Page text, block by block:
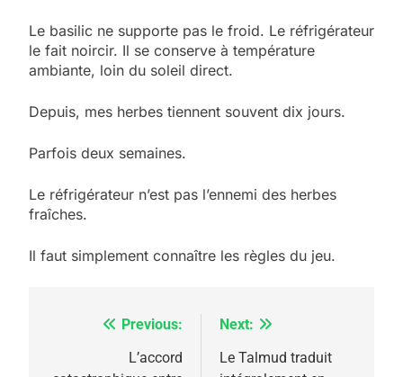
Le basilic ne supporte pas le froid. Le réfrigérateur
le fait noircir. Il se conserve à température
ambiante, loin du soleil direct.
Depuis, mes herbes tiennent souvent dix jours.
Parfois deux semaines.
Le réfrigérateur n’est pas l’ennemi des herbes
fraîches.
Il faut simplement connaître les règles du jeu.
NavigationPrevious:
L’accord
Next:
Le Talmud traduit